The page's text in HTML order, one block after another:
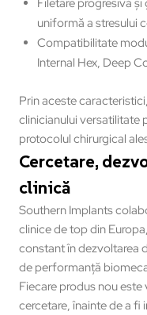
Filetare progresivă
uniformă a stresului
Compatibilitate
Internal Hex, Deep
Prin aceste
clinicianului versatilitate
protocolul chirurgical
Cercetare,
clinică
Southern Implants
clinice de top din
constant în dezvoltarea
de performanță
Fiecare produs nou
cercetare, înainte de a fi